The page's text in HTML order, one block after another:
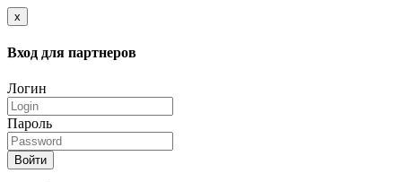
x
Вход для партнеров
Логин
Пароль